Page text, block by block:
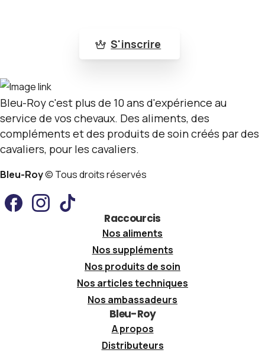
S'inscrire
Bleu-Roy c'est plus de 10 ans d'expérience au
service de vos chevaux. Des aliments, des
compléments et des produits de soin créés par des
cavaliers, pour les cavaliers.
Bleu-Roy© Tous droits réservés
Raccourcis
Nos aliments
Nos suppléments
Nos produits de soin
Nos articles techniques
Nos ambassadeurs
Bleu-Roy
A propos
Distributeurs